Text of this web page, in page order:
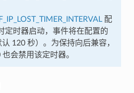
配
定时器启动，事件将在配置的
120 秒）。为保持向后兼容，
会禁用该定时器。